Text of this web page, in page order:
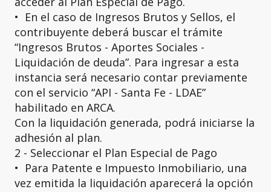
•⁠ ⁠En el caso de Ingresos Brutos y Sellos, el
contribuyente deberá buscar el trámite
“Ingresos Brutos - Aportes Sociales -
Liquidación de deuda”. Para ingresar a esta
instancia será necesario contar previamente
con el servicio “API - Santa Fe - LDAE”
habilitado en ARCA.
Con la liquidación generada, podrá iniciarse la
adhesión al plan.
2 - Seleccionar el Plan Especial de Pago
•⁠ ⁠Para Patente e Impuesto Inmobiliario, una
vez emitida la liquidación aparecerá la opción